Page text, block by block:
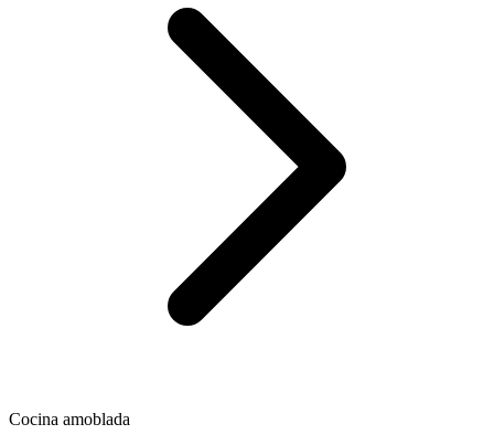
Cocina amoblada